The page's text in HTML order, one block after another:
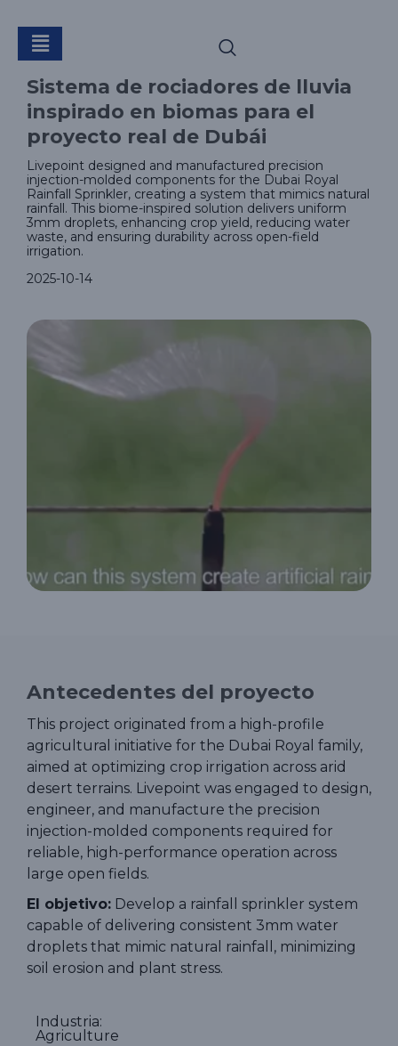
Sistema de
rociadores de lluvia
inspirado en biomas
para el proyecto real
de Dubái
Sistema de rociadores de lluvia
inspirado en biomas para el
proyecto real de Dubái
Livepoint designed and manufactured precision
injection-molded components for the Dubai Royal
Rainfall Sprinkler, creating a system that mimics natural
rainfall. This biome-inspired solution delivers uniform
3mm droplets, enhancing crop yield, reducing water
waste, and ensuring durability across open-field
irrigation.
2025-10-14
Antecedentes del proyecto
This project originated from a high-profile
agricultural initiative for the Dubai Royal family,
aimed at optimizing crop irrigation across arid
desert terrains. Livepoint was engaged to design,
engineer, and manufacture the precision
injection-molded components required for
reliable, high-performance operation across
large open fields.
El objetivo: Develop a rainfall sprinkler system
capable of delivering consistent 3mm water
droplets that mimic natural rainfall, minimizing
soil erosion and plant stress.
Industria:
Agriculture